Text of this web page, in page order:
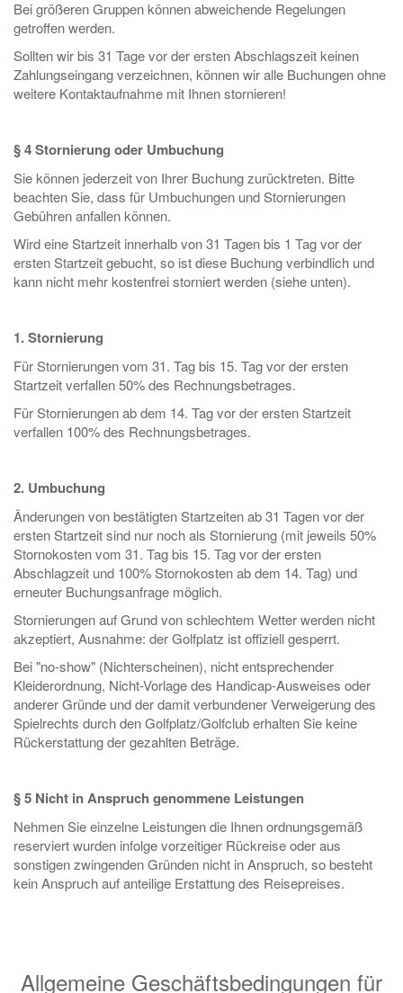
Bei größeren Gruppen können abweichende Regelungen
getroffen werden.
Sollten wir bis 31 Tage vor der ersten Abschlagszeit keinen
Zahlungseingang verzeichnen, können wir alle Buchungen ohne
weitere Kontaktaufnahme mit Ihnen stornieren!
§ 4 Stornierung oder Umbuchung
Sie können jederzeit von Ihrer Buchung zurücktreten. Bitte
beachten Sie, dass für Umbuchungen und Stornierungen
Gebühren anfallen können.
Wird eine Startzeit innerhalb von 31 Tagen bis 1 Tag vor der
ersten Startzeit gebucht, so ist diese Buchung verbindlich und
kann nicht mehr kostenfrei storniert werden (siehe unten).
1. Stornierung
Für Stornierungen vom 31. Tag bis 15. Tag vor der ersten
Startzeit verfallen 50% des Rechnungsbetrages.
Für Stornierungen ab dem 14. Tag vor der ersten Startzeit
verfallen 100% des Rechnungsbetrages.
2. Umbuchung
Änderungen von bestätigten Startzeiten ab 31 Tagen vor der
ersten Startzeit sind nur noch als Stornierung (mit jeweils 50%
Stornokosten vom 31. Tag bis 15. Tag vor der ersten
Abschlagzeit und 100% Stornokosten ab dem 14. Tag) und
erneuter Buchungsanfrage möglich.
Stornierungen auf Grund von schlechtem Wetter werden nicht
akzeptiert, Ausnahme: der Golfplatz ist offiziell gesperrt.
Bei "no-show" (Nichterscheinen), nicht entsprechender
Kleiderordnung, Nicht-Vorlage des Handicap-Ausweises oder
anderer Gründe und der damit verbundener Verweigerung des
Spielrechts durch den Golfplatz/Golfclub erhalten Sie keine
Rückerstattung der gezahlten Beträge.
§ 5 Nicht in Anspruch genommene Leistungen
Nehmen Sie einzelne Leistungen die Ihnen ordnungsgemäß
reserviert wurden infolge vorzeitiger Rückreise oder aus
sonstigen zwingenden Gründen nicht in Anspruch, so besteht
kein Anspruch auf anteilige Erstattung des Reisepreises.
Allgemeine Geschäftsbedingungen für